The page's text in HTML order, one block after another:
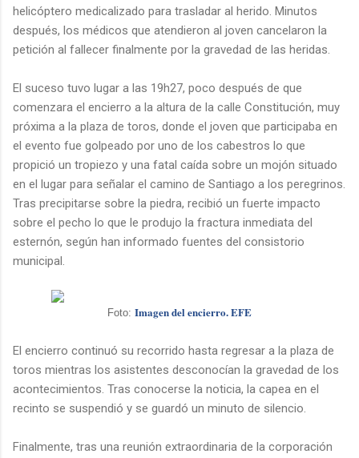
helicóptero medicalizado para trasladar al herido. Minutos
después, los médicos que atendieron al joven cancelaron la
petición al fallecer finalmente por la gravedad de las heridas.
El suceso tuvo lugar a las 19h27, poco después de que
comenzara el encierro a la altura de la calle Constitución, muy
próxima a la plaza de toros, donde el joven que participaba en
el evento fue golpeado por uno de los cabestros lo que
propició un tropiezo y una fatal caída sobre un mojón situado
en el lugar para señalar el camino de Santiago a los peregrinos.
Tras precipitarse sobre la piedra, recibió un fuerte impacto
sobre el pecho lo que le produjo la fractura inmediata del
esternón, según han informado fuentes del consistorio
municipal.
Foto: Imagen del encierro. EFE
El encierro continuó su recorrido hasta regresar a la plaza de
toros mientras los asistentes desconocían la gravedad de los
acontecimientos. Tras conocerse la noticia, la capea en el
recinto se suspendió y se guardó un minuto de silencio.
Finalmente, tras una reunión extraordinaria de la corporación